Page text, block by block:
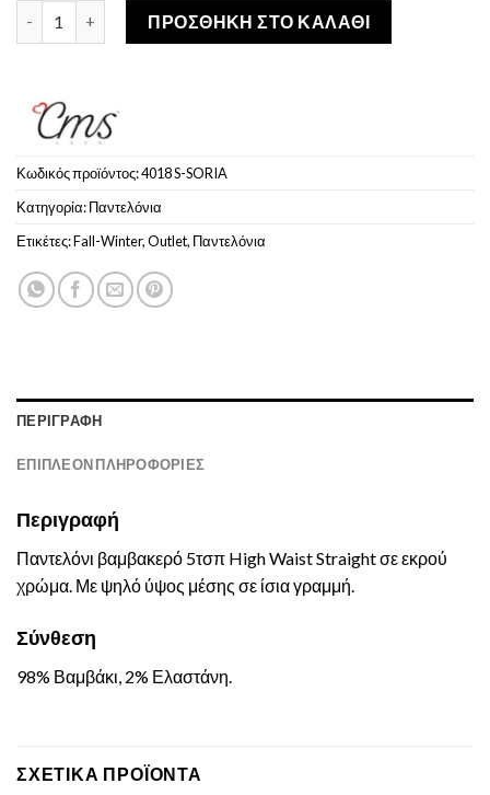
Cms Love Soria High Waist Straight Παντελόνι 5τσπ Εκρού
ΠΡΟΣΘΉΚΗ ΣΤΟ ΚΑΛΆΘΙ
Κωδικός προϊόντος:4018 S-SORIA
Κατηγορία:Παντελόνια
Ετικέτες:Fall-Winter,Outlet, Παντελόνια
ΠΕΡΙΓΡΑΦΉ
ΕΠΙΠΛΈΟΝ ΠΛΗΡΟΦΟΡΊΕΣ
Περιγραφή
Παντελόνι βαμβακερό 5τσπ High Waist Straight σε εκρού
χρώμα. Με ψηλό ύψος μέσης σε ίσια γραμμή.
Σύνθεση
98% Βαμβάκι, 2% Ελαστάνη.
ΣΧΕΤΙΚΆ ΠΡΟΪΌΝΤΑ